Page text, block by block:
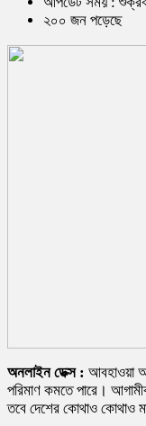
২০০ জন পড়েছে
অনলাইন ডেক্স : আবহাওয়া
পরিমাণ কমতে পারে।
তবে দেশের কোথাও কোথাও